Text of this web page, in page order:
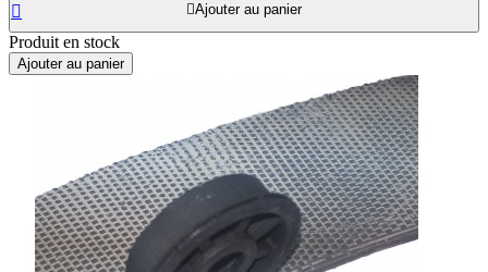
Ajouter au panier
Produit en stock
Ajouter au panier
